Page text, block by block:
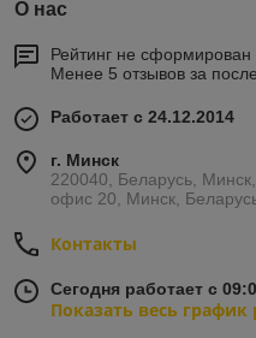
О нас
Рейтинг не сформирован
Менее 5 отзывов за
Работает с 24.12.2014
г. Минск
220040, Беларусь,
офис 20, Минск,
Контакты
Сегодня работает с
Показать весь график